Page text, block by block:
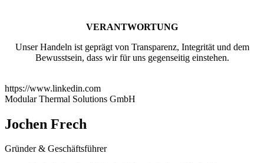
VERANTWORTUNG
Unser Handeln ist geprägt von Transparenz, Integrität und dem
Bewusstsein, dass wir für uns gegenseitig einstehen.
https://www.linkedin.com
Modular Thermal Solutions GmbH
Jochen Frech
Gründer & Geschäftsführer